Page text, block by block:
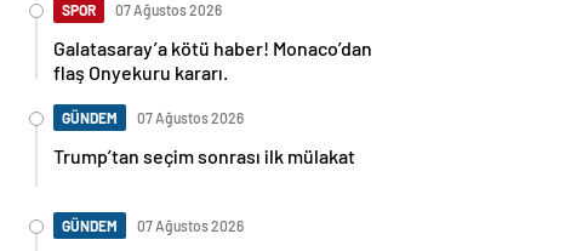
SPOR 07 Ağustos 2026
Galatasaray’a kötü haber! Monaco’dan
flaş Onyekuru kararı.
GÜNDEM 07 Ağustos 2026
Trump’tan seçim sonrası ilk mülakat
GÜNDEM 07 Ağustos 2026